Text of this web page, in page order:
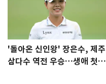
'돌아온 신인왕' 장은수, 제주
삼다수 역전 우승…생애 첫승